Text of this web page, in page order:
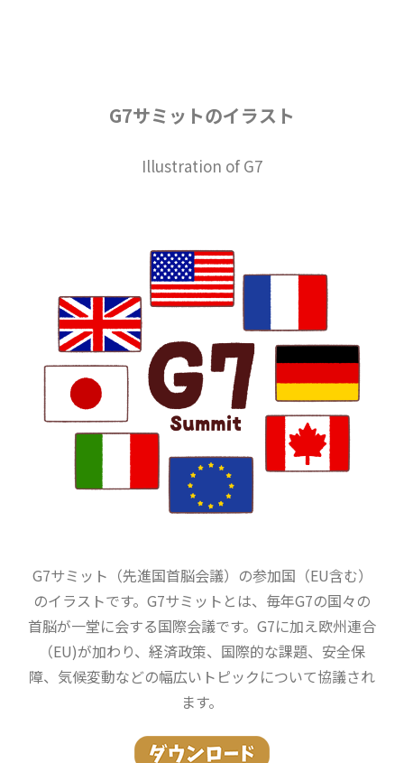
G7サミットのイラスト
Illustration of G7
G7サミット（先進国首脳会議）の参加国（EU含む）
のイラストです。G7サミットとは、毎年G7の国々の
首脳が一堂に会する国際会議です。G7に加え欧州連合
（EU)が加わり、経済政策、国際的な課題、安全保
障、気候変動などの幅広いトピックについて協議され
ます。